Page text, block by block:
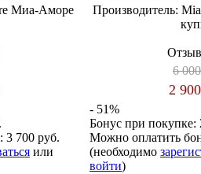
Миа-Аморе
3 700 руб.
или
Производитель:
6
2
- 51%
Бонус при покупке:
Можно оплатить
(необходимо
войти)